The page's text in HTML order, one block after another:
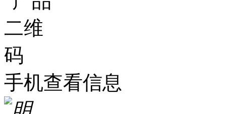
手机查看信息